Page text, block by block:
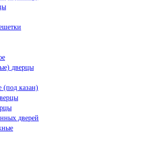
дверцы
(под казан)
дверей